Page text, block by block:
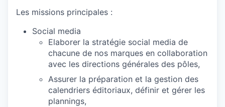
Les missions principales :
Social media
Elaborer la stratégie social media de
chacune de nos marques en collaboration
avec les directions générales des pôles,
Assurer la préparation et la gestion des
calendriers éditoriaux, définir et gérer les
plannings,